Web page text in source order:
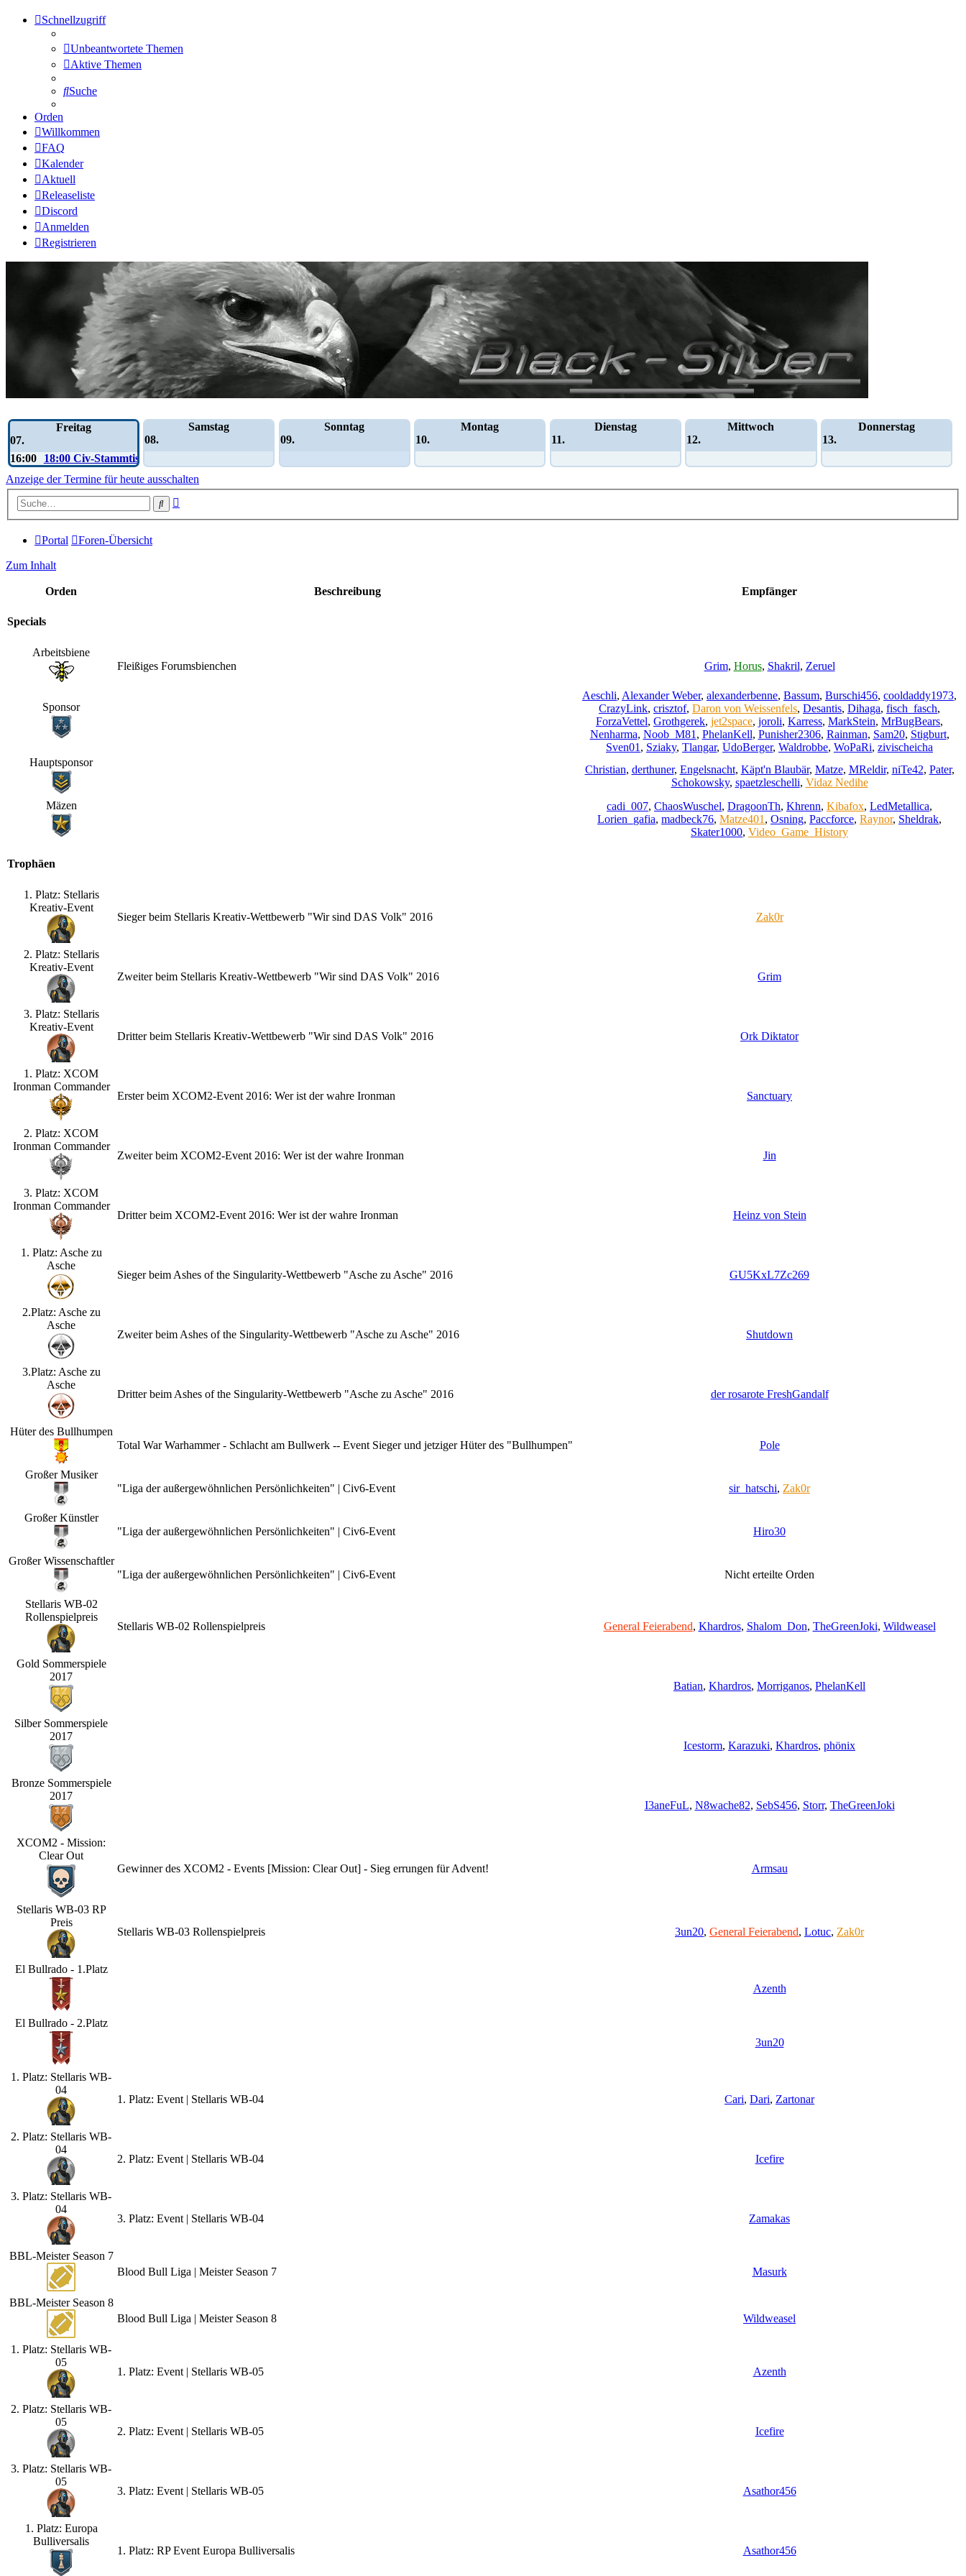
Schnellzugriff
Unbeantwortete Themen
Aktive Themen
Suche
Orden
Willkommen
FAQ
Kalender
Aktuell
Releaseliste
Discord
Anmelden
Registrieren
Freitag
07.
16:00
18:00 Civ-Stammtisch
Samstag
08.
Sonntag
09.
Montag
10.
Dienstag
11.
Mittwoch
12.
Donnerstag
13.
Anzeige der Termine für heute ausschalten
Suche
Portal Foren-Übersicht
Zum Inhalt
Orden Beschreibung Empfänger
Specials
Arbeitsbiene
Fleißiges Forumsbienchen
Grim, Horus, Shakril, Zeruel
Sponsor
Aeschli, Alexander Weber, alexanderbenne, Bassum, Burschi456, cooldaddy1973,
CrazyLink, crisztof, Daron von Weissenfels, Desantis, Dihaga, fisch_fasch,
ForzaVettel, Grothgerek, jet2space, joroli, Karress, MarkStein, MrBugBears,
Nenharma, Noob_M81 , PhelanKell, Punisher2306, Rainman, Sam20, Stigburt,
Sven01 , Sziaky, Tlangar, UdoBerger, Waldrobbe, WoPaRi, zivischeicha
Hauptsponsor
Christian, derthuner, Engelsnacht, Käpt'n Blaubär, Matze, MReldir, niTe42, Pater,
Schokowsky, spaetzleschelli, Vidaz Nedihe
Mäzen
cadi_007, ChaosWuschel, DragoonTh, Khrenn, Kibafox, LedMetallica,
Lorien_gafia, madbeck76, Matze401 , Osning, Paccforce, Raynor, Sheldrak,
Skater1000, Video_Game_History
Trophäen
1. Platz: Stellaris
Kreativ-Event
Sieger beim Stellaris Kreativ-Wettbewerb "Wir sind DAS Volk" 2016 Zak0r
2. Platz: Stellaris
Kreativ-Event
Zweiter beim Stellaris Kreativ-Wettbewerb "Wir sind DAS Volk" 2016 Grim
3. Platz: Stellaris
Kreativ-Event
Dritter beim Stellaris Kreativ-Wettbewerb "Wir sind DAS Volk" 2016 Ork Diktator
1. Platz: XCOM
Ironman Commander
Erster beim XCOM2-Event 2016: Wer ist der wahre Ironman Sanctuary
2. Platz: XCOM
Ironman Commander
Zweiter beim XCOM2-Event 2016: Wer ist der wahre Ironman Jin
3. Platz: XCOM
Ironman Commander
Dritter beim XCOM2-Event 2016: Wer ist der wahre Ironman Heinz von Stein
1. Platz: Asche zu
Asche
Sieger beim Ashes of the Singularity-Wettbewerb "Asche zu Asche" 2016 GU5KxL7Zc269
2.Platz: Asche zu
Asche
Zweiter beim Ashes of the Singularity-Wettbewerb "Asche zu Asche" 2016 Shutdown
3.Platz: Asche zu
Asche
Dritter beim Ashes of the Singularity-Wettbewerb "Asche zu Asche" 2016 der rosarote FreshGandalf
Hüter des Bullhumpen
Total War Warhammer - Schlacht am Bullwerk -- Event Sieger und jetziger Hüter des "Bullhumpen"
Pole
Großer Musiker
"Liga der außergewöhnlichen Persönlichkeiten" | Civ6-Event
sir_hatschi, Zak0r
Großer Künstler
"Liga der außergewöhnlichen Persönlichkeiten" | Civ6-Event
Hiro30
Großer Wissenschaftler
"Liga der außergewöhnlichen Persönlichkeiten" | Civ6-Event
Nicht erteilte Orden
Stellaris WB-02
Rollenspielpreis
Stellaris WB-02 Rollenspielpreis General Feierabend, Khardros, Shalom_Don, TheGreenJoki, Wildweasel
Gold Sommerspiele
2017
Batian, Khardros, Morriganos, PhelanKell
Silber Sommerspiele
2017
Icestorm, Karazuki, Khardros, phönix
Bronze Sommerspiele
2017
I3aneFuL, N8wache82, SebS456, Storr, TheGreenJoki
XCOM2 - Mission:
Clear Out
Gewinner des XCOM2 - Events [Mission: Clear Out] - Sieg errungen für Advent!
Armsau
Stellaris WB-03 RP
Preis
Stellaris WB-03 Rollenspielpreis 3un20, General Feierabend, Lotuc, Zak0r
El Bullrado - 1.Platz
Azenth
El Bullrado - 2.Platz
3un20
1. Platz: Stellaris WB-
04
1. Platz: Event | Stellaris WB-04 Cari, Dari, Zartonar
2. Platz: Stellaris WB-
04
2. Platz: Event | Stellaris WB-04 Icefire
3. Platz: Stellaris WB-
04
3. Platz: Event | Stellaris WB-04 Zamakas
BBL-Meister Season 7
Blood Bull Liga | Meister Season 7
Masurk
BBL-Meister Season 8
Blood Bull Liga | Meister Season 8
Wildweasel
1. Platz: Stellaris WB-
05
1. Platz: Event | Stellaris WB-05 Azenth
2. Platz: Stellaris WB-
05
2. Platz: Event | Stellaris WB-05 Icefire
3. Platz: Stellaris WB-
05
3. Platz: Event | Stellaris WB-05 Asathor456
1. Platz: Europa
Bulliversalis
1. Platz: RP Event Europa Bulliversalis Asathor456